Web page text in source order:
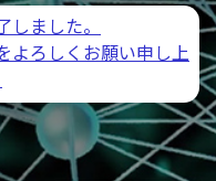
ました。
よろしくお願い申し上